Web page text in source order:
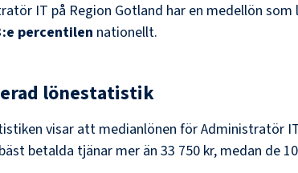
IT på Region Gotland har en medellön som
:e percentilen nationellt.
lönestatistik
visar att medianlönen förAdministratör
betalda tjänar mer än 33 750 kr, medan de